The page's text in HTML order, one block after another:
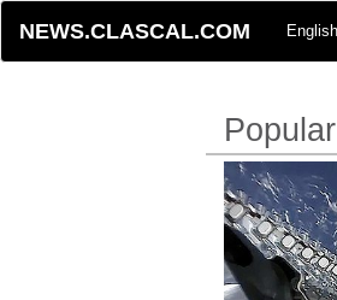
NEWS.CLASCAL.COM English